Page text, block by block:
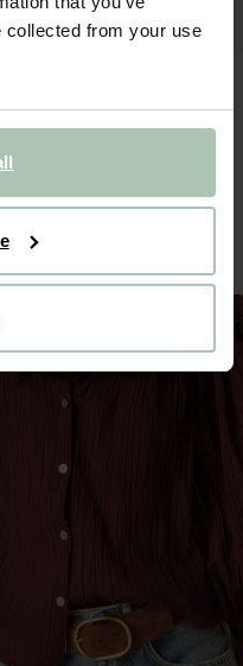
collected from your use
riem met goudkleurige gesp
20.99